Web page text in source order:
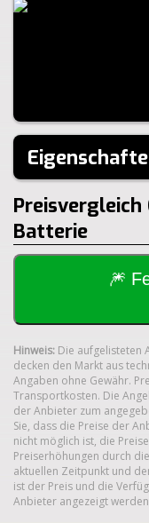
Hersteller:
Batterie
🎆 Feuerwerk im Shop
Hinweis: Die aufgelisteten
decken den Markt aus
Angaben ohne Gewähr.
Transportkosten. Die
der Anbieter zum
Sie, dass die Preise der
nicht möglich ist, die
Preiserhöhungen durch
aktuellen Zeitpunkt und
ist der Preis und die
Anbieter angezeigt